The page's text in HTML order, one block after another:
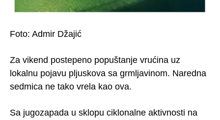
Foto: Admir Džajić
Za vikend postepeno popuštanje vrućina uz
lokalnu pojavu pljuskova sa grmljavinom. Naredna
sedmica ne tako vrela kao ova.
Sa jugozapada u sklopu ciklonalne aktivnosti na